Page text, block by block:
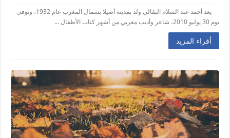
يعد أحمد عبد السلام البقالي ولد بمدينة أصيلا بشمال المغرب عام 1932، وتوفي
يوم 30 يوليو 2010، شاعر وأديب مغربي من أشهر كتاب الأطفال ...
أقراء المزيد